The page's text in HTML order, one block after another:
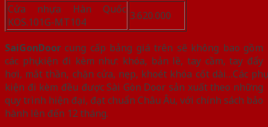
Cửa nhựa Hàn Quốc
KOS.101G-MT104
3.620.000
SaiGonDoorcung cấp bảng giá trên sẽ không bao gồm
các phụ kiện đi kèm như: khóa, bản lề, tay cầm, tay đẩy
hơi, mắt thần, chặn cửa, nẹp, khoét khóa cốt dài…Các phụ
kiện đi kèm đều được Sài Gòn Door sản xuất theo những
quy trình hiện đại, đạt chuẩn Châu Âu, với chính sách bảo
hành lên đến 12 tháng.